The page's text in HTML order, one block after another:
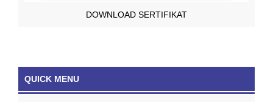
DOWNLOAD SERTIFIKAT
QUICK MENU